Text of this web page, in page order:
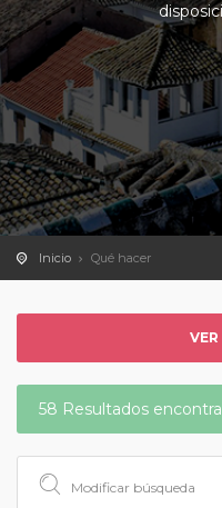
Inicio Qué hacer
VER
58 Resultados
Modificar búsqueda